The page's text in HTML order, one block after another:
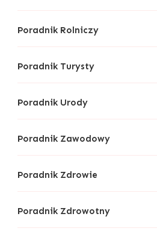
Poradnik Rolniczy
Poradnik Turysty
Poradnik Urody
Poradnik Zawodowy
Poradnik Zdrowie
Poradnik Zdrowotny